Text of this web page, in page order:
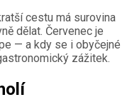
cestu má surovina
dělat. Červenec je
— a kdy se i obyčejné
zážitek.